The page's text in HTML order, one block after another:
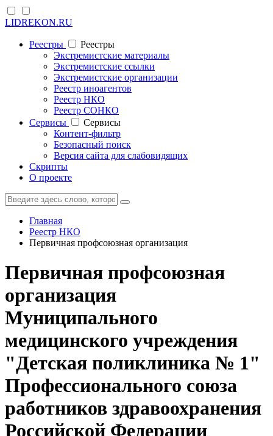
LIDREKON.RU
Реестры
Реестры
Экстремистские материалы
Экстремистские ссылки
Экстремистские организации
Реестр иноагентов
Реестр НКО
Реестр СОНКО
Cервисы
Cервисы
Контент-фильтр
Безопасный поиск
Версия сайта для слабовидящих
Скрипты
О проекте
Главная
Реестр НКО
Первичная профсоюзная организация
Первичная профсоюзная
организация
Муниципального
медицинского учреждения
"Детская поликлиника № 1"
Профессионального союза
работников здравоохранения
Российской Федерации